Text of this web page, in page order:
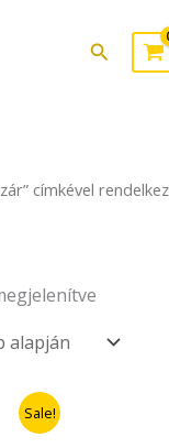
Search
címkével
latest
Sale!